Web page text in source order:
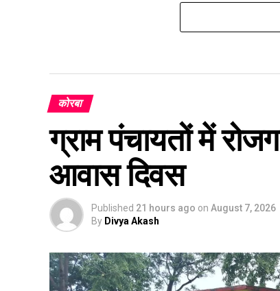
कोरबा
ग्राम पंचायतों में
आवास दिवस
Published 21 hours ago on August 7, 2026
By Divya Akash